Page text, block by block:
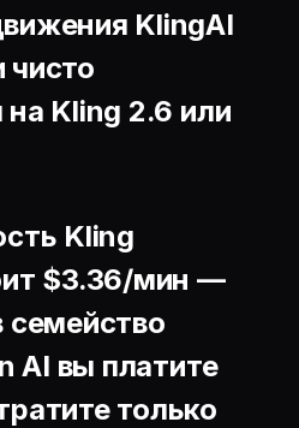
KlingAI
на Kling 2.6 или
Kling
$3.36/мин —
семейство
AI вы платите
только